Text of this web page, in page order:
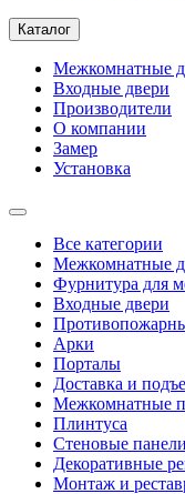
Каталог
Межкомнатные
Входные двери
Производители
О компании
Замер
Установка
Все категории
Межкомнатные
Фурнитура для
Входные двери
Арки
Порталы
Доставка и
Межкомнатные
Плинтуса
Стеновые панели
Декоративные
Монтаж и